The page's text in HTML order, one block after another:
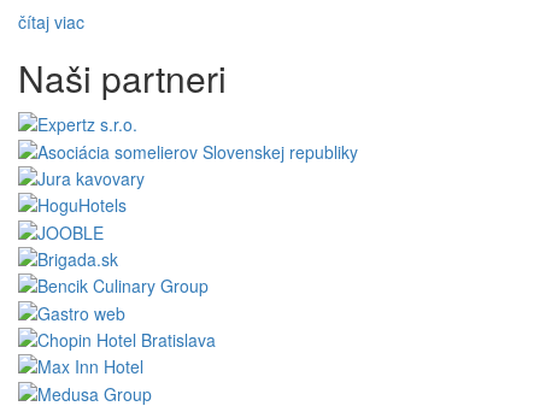
čítaj viac
Naši partneri